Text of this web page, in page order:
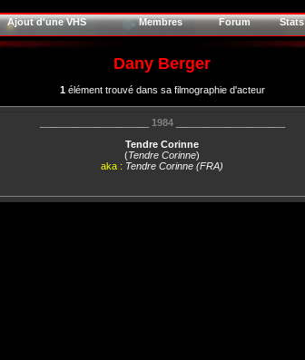
Ajout d'une VHS Membres Forum Stats
Dany Berger
1élément trouvé dans sa filmographie d'acteur
1984____________________
Tendre Corinne
(Tendre Corinne)
aka : Tendre Corinne (FRA)